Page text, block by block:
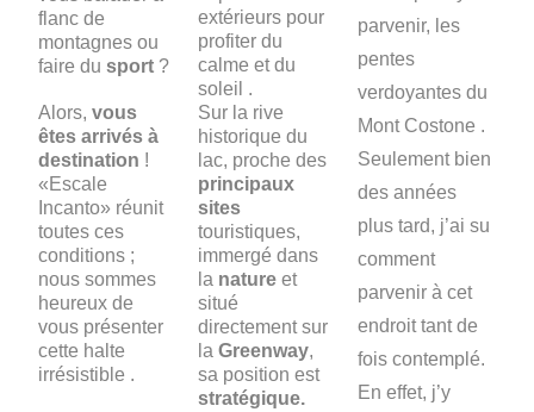
flanc de
montagnes ou
faire dusport ?
Alors, vous
êtes arrivés à
destination !
«Escale
Incanto» réunit
toutes ces
conditions ;
nous sommes
heureux de
vous présenter
cette halte
irrésistible .
extérieurs pour
profiter du
calme et du
soleil .
Sur la rive
historique du
lac, proche des
principaux
sites
touristiques,
immergé dans
la nature et
situé
directement sur
laGreenway
sa position est
stratégique.
parvenir, les
pentes
verdoyantes du
Mont Costone .
Seulement bien
des années
plus tard, j’ai su
comment
parvenir à cet
endroit tant de
fois contemplé.
En effet, j’y